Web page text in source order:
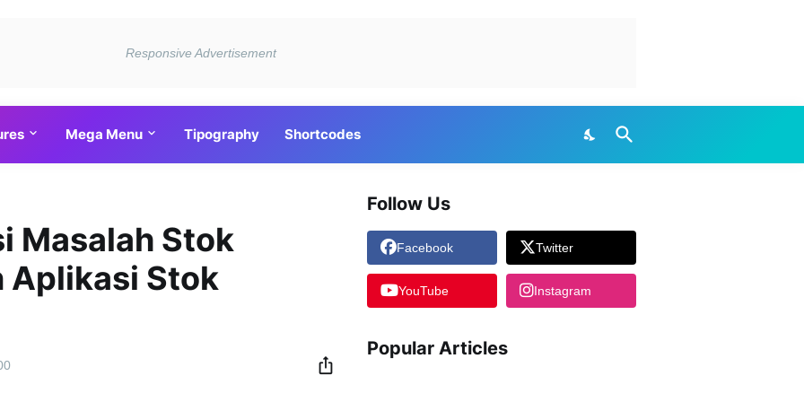
Mega Menu Tipography Shortcodes
Masalah Stok
Aplikasi Stok
Follow Us
Facebook Twitter
YouTube Instagram
Popular Articles